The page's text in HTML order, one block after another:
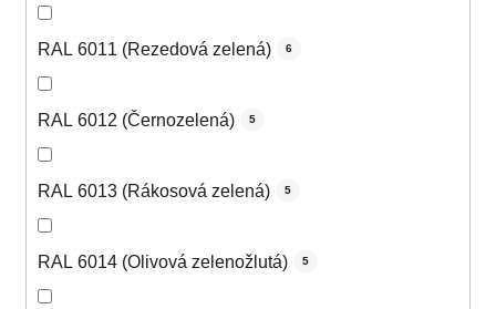
RAL 6011 (Rezedová zelená) 6
RAL 6012 (Černozelená) 5
RAL 6013 (Rákosová zelená) 5
RAL 6014 (Olivová zelenožlutá) 5